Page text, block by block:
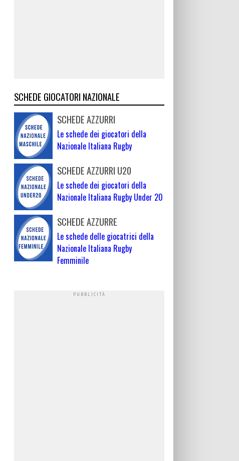
SCHEDE GIOCATORI NAZIONALE
SCHEDE AZZURRI
Le schede dei giocatori della
Nazionale Italiana Rugby
SCHEDE AZZURRI U20
Le schede dei giocatori della
Nazionale Italiana Rugby Under 20
SCHEDE AZZURRE
Le schede delle giocatrici della
Nazionale Italiana Rugby
Femminile